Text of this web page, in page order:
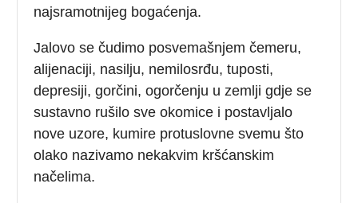
najsramotnijeg bogaćenja.
Jalovo se čudimo posvemašnjem čemeru,
alijenaciji, nasilju, nemilosrđu, tuposti,
depresiji, gorčini, ogorčenju u zemlji gdje se
sustavno rušilo sve okomice i postavljalo
nove uzore, kumire protuslovne svemu što
olako nazivamo nekakvim kršćanskim
načelima.